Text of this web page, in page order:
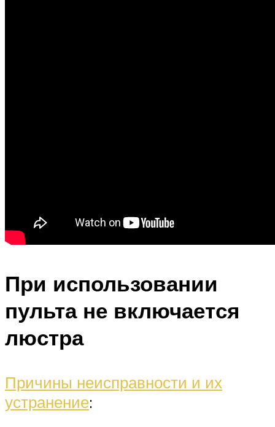
При использовании
пульта не включается
люстра
Причины неисправности и их
устранение: